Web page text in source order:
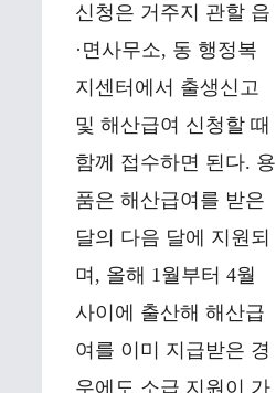
신청은 거주지 관할 읍
·면사무소, 동 행정복
지센터에서 출생신고
및 해산급여 신청할 때
함께 접수하면 된다. 용
품은 해산급여를 받은
달의 다음 달에 지원되
며, 올해 1월부터 4월
사이에 출산해 해산급
여를 이미 지급받은 경
우에도 소급 지원이 가